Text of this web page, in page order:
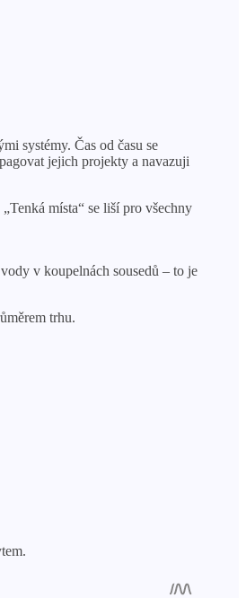
systémy. Čas od času se
jejich projekty a navazuji
místa“ se liší pro všechny
v koupelnách sousedů – to je
trhu.